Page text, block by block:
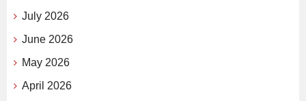
July 2026
June 2026
May 2026
April 2026